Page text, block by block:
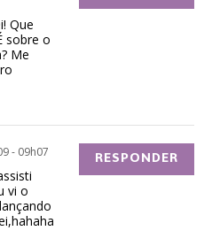
Que
sobre o
Me
- 09h07
vi o
RESPONDER